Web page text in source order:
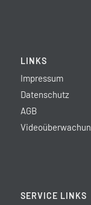
LINKS
Impressum
Datenschutz
AGB
SERVICE LINKS